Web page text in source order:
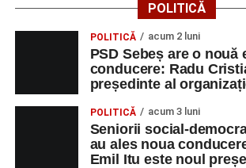
POLITICĂ
POLITICĂ acum 2 luni
PSD Sebeș are o nouă
conducere: Radu
președinte al
POLITICĂ acum 3 luni
Seniorii social-
au ales noua
Emil Itu este noul